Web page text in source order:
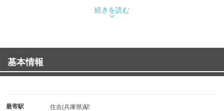
ランチ【11時30分〜15時】
など
鎹の夜定食【17時〜】
ごはん・汁物・小鉢・サラダ・メイン料理
続きを読む
基本情報
最寄駅 住吉(兵庫県)駅